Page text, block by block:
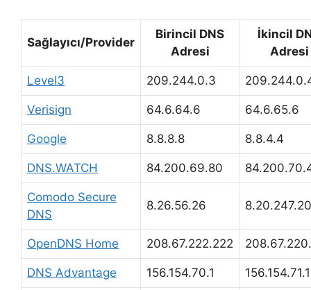
Sağlayıcı/Provider
Birincil DNS
Adresi
İkincil
Adresi
Level3 209.244.0.3
Verisign 64.6.64.6 64.6.65.6
Google 8.8.8.8 8.8.4.4
DNS.WATCH 84.200.69.80
Comodo Secure
DNS
8.26.56.26 8.20.247.20
OpenDNS Home 208.67.222.222
DNS Advantage 156.154.70.1 156.154.71.1